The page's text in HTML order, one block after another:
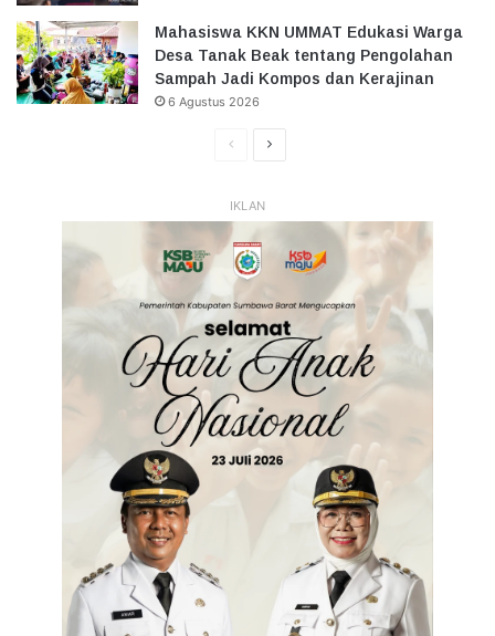
Mahasiswa KKN UMMAT Edukasi Warga
Desa Tanak Beak tentang Pengolahan
Sampah Jadi Kompos dan Kerajinan
6 Agustus 2026
HalamanHalaman
IKLAN